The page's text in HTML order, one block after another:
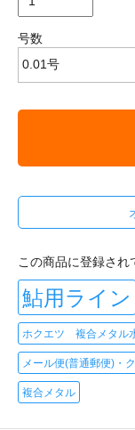
号数
この商品に登録さ
鮎用ライン
ホクエツ 複合メタル
メール便(普通郵便)・
複合メタル